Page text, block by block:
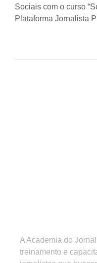
Sociais com o curso
Plataforma Jornalista
A Academia do
treinamento e